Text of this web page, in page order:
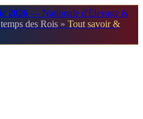
2026 — Nationale d'Élevage &
des Rois » Tout savoir &